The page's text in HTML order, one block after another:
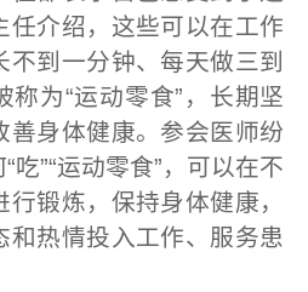
任介绍，这些可以在工作
到一分钟、每天做三到
称为“运动零食”，长期坚
善身体健康。参会医师纷
吃”“运动零食”，可以在不
锻炼，保持身体健康，
和热情投入工作、服务患